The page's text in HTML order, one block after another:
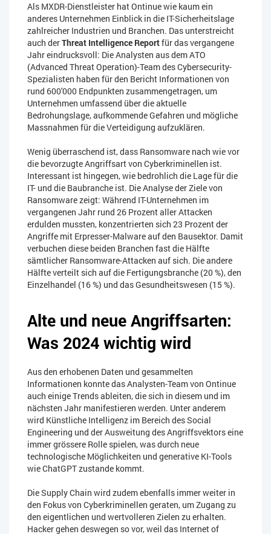
Als MXDR-Dienstleister hat Ontinue wie kaum ein
anderes Unternehmen Einblick in die IT-Sicherheitslage
zahlreicher Industrien und Branchen. Das unterstreicht
auch derThreat Intelligence Reportfür das vergangene
Jahr eindrucksvoll: Die Analysten aus dem ATO
(Advanced Threat Operation)-Team des Cybersecurity-
Spezialisten haben für den Bericht Informationen von
rund 600'000 Endpunkten zusammengetragen, um
Unternehmen umfassend über die aktuelle
Bedrohungslage, aufkommende Gefahren und mögliche
Massnahmen für die Verteidigung aufzuklären.
Wenig überraschend ist, dass Ransomware nach wie vor
die bevorzugte Angriffsart von Cyberkriminellen ist.
Interessant ist hingegen, wie bedrohlich die Lage für die
IT- und die Baubranche ist. Die Analyse der Ziele von
Ransomware zeigt: Während IT-Unternehmen im
vergangenen Jahr rund 26 Prozent aller Attacken
erdulden mussten, konzentrierten sich 23 Prozent der
Angriffe mit Erpresser-Malware auf den Bausektor. Damit
verbuchen diese beiden Branchen fast die Hälfte
sämtlicher Ransomware-Attacken auf sich. Die andere
Hälfte verteilt sich auf die Fertigungsbranche (20 %), den
Einzelhandel (16 %) und das Gesundheitswesen (15 %).
Alte und neue Angriffsarten:
Was 2024 wichtig wird​
Aus den erhobenen Daten und gesammelten
Informationen konnte das Analysten-Team von Ontinue
auch einige Trends ableiten, die sich in diesem und im
nächsten Jahr manifestieren werden. Unter anderem
wird Künstliche Intelligenz im Bereich des Social
Engineering und der Ausweitung des Angriffsvektors eine
immer grössere Rolle spielen, was durch neue
technologische Möglichkeiten und generative KI-Tools
wie ChatGPT zustande kommt.
Die Supply Chain wird zudem ebenfalls immer weiter in
den Fokus von Cyberkriminellen geraten, um Zugang zu
den eigentlichen und wertvolleren Zielen zu erhalten.
Hacker gehen deswegen so vor, weil das Internet of